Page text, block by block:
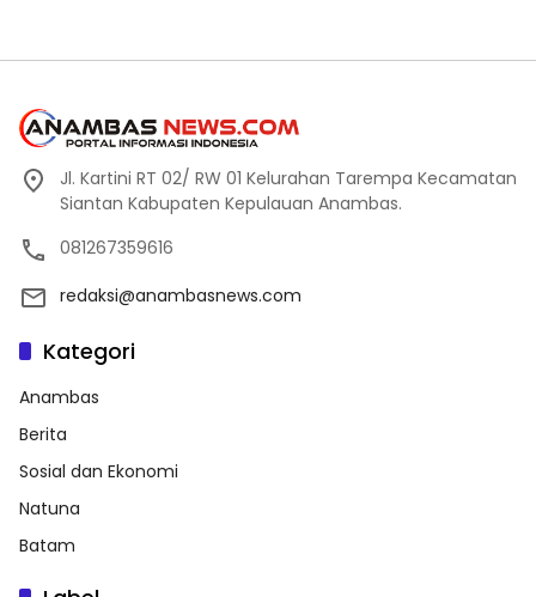
Jl. Kartini RT 02/ RW 01 Kelurahan Tarempa Kecamatan
Siantan Kabupaten Kepulauan Anambas.
081267359616
redaksi@anambasnews.com
Kategori
Anambas
Berita
Sosial dan Ekonomi
Natuna
Batam